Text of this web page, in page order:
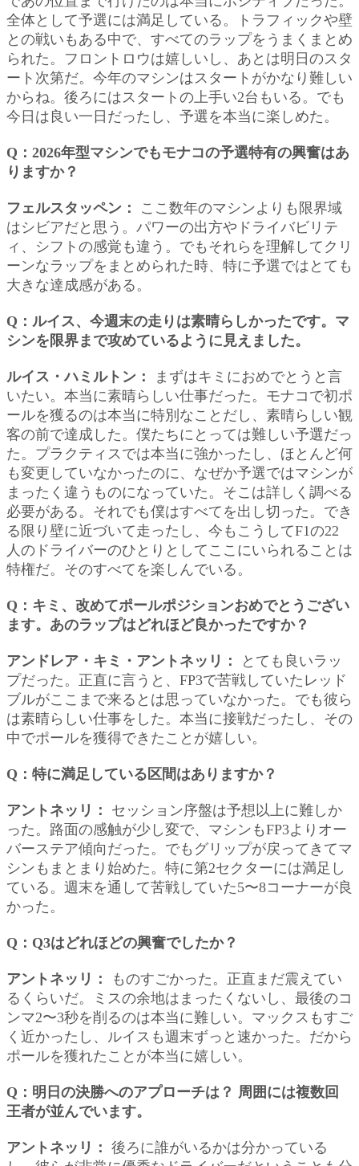
全体として予選には満足している。トラフィックや壁
との戦いもある中で、すべてのラップをうまくまとめ
られた。フロントロウは嬉しいし、あとは明日のスタ
ート次第だ。今年のマシンはスタートがかなり難しい
からね。後ろにはスタートの上手い2台もいる。でも
今日は良い一日だったし、予選を本当に楽しめた。
Q：2026年型マシンでもモナコの予選特有の興奮はあ
りますか？
フェルスタッペン：
ここ数年のマシンよりも限界域
はシビアだと思う。パワーの出方やドライバビリテ
ィ、シフトの感覚も違う。でもそれらを理解してクリ
ーンなラップをまとめられた時、特に予選ではとても
大きな達成感がある。
Q：ルイス、今週末の走りは素晴らしかったです。マ
シンを限界まで攻めているように見えました。
ルイス・ハミルトン：
まずはキミにおめでとうと言
いたい。本当に素晴らしい仕事だった。モナコで初ポ
ールを獲るのは本当に特別なことだし、素晴らしい観
客の前で達成した。僕たちにとっては難しい予選だっ
た。プラクティスでは本当に強かったし、ほとんど何
も変更していなかったのに、なぜか予選ではマシンが
まったく違うものになっていた。そこは詳しく調べる
必要がある。それでも僕はすべてを出し切った。でき
る限り壁に近づいて走ったし、今もこうしてF1の22
人のドライバーのひとりとしてここにいられることは
特権だ。そのすべてを楽しんでいる。
Q：キミ、改めてポールポジションおめでとうござい
ます。あのラップはどれほど良かったですか？
アンドレア・キミ・アントネッリ：
とても良いラッ
プだった。正直に言うと、FP3で苦戦していたレッド
ブルがここまで来るとは思っていなかった。でも彼ら
は素晴らしい仕事をした。本当に接戦だったし、その
中でポールを獲得できたことが嬉しい。
Q：特に満足している区間はありますか？
アントネッリ：
セッション序盤は予想以上に難しか
った。路面の感触が少し変で、マシンもFP3よりオー
バーステア傾向だった。でもグリップが戻ってきてマ
シンもまとまり始めた。特に第2セクターには満足し
ている。週末を通して苦戦していた5〜8コーナーが良
かった。
Q：Q3はどれほどの興奮でしたか？
アントネッリ：
ものすごかった。正直まだ震えてい
るくらいだ。ミスの余地はまったくないし、最後のコ
ンマ2〜3秒を削るのは本当に難しい。マックスもすご
く近かったし、ルイスも週末ずっと速かった。だから
ポールを獲れたことが本当に嬉しい。
Q：明日の決勝へのアプローチは？ 周囲には複数回
王者が並んでいます。
アントネッリ： 後ろに誰がいるかは分かっている